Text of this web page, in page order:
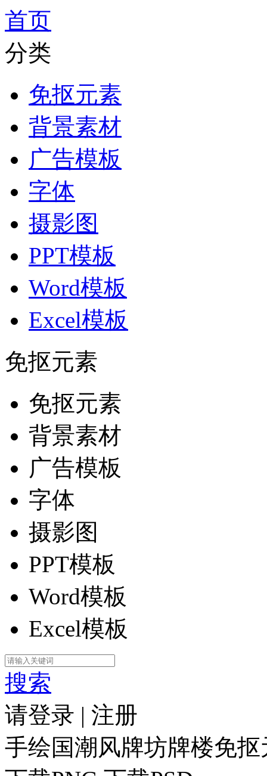
首页
分类
免抠元素
背景素材
广告模板
字体
摄影图
PPT模板
Word模板
Excel模板
免抠元素
免抠元素
背景素材
广告模板
字体
摄影图
PPT模板
Word模板
Excel模板
搜索
请登录 | 注册
手绘国潮风牌坊牌楼免抠